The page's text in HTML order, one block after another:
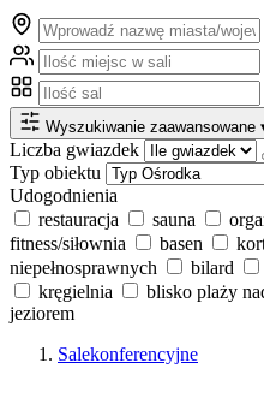
Wyszukiwanie zaawansowane
Liczba gwiazdek
Typ obiektu
Udogodnienia
restauracja
sauna
fitness/siłownia
basen
niepełnosprawnych
bilard
kręgielnia
blisko plaży
jeziorem
Salekonferencyjne